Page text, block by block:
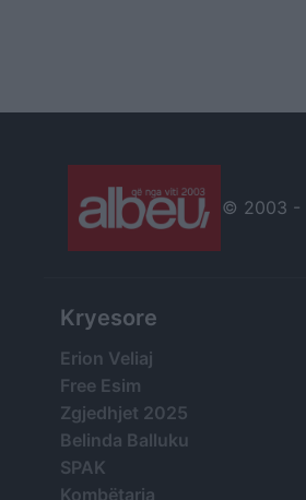
© 2003 -
Kryesore
Erion Veliaj
Free Esim
Zgjedhjet 2025
Belinda Balluku
SPAK
Kombëtarja